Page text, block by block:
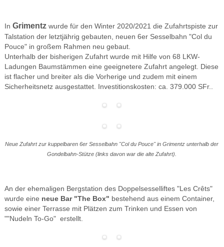
In Grimentz wurde für den Winter 2020/2021 die Zufahrtspiste zur
Talstation der letztjährig gebauten, neuen 6er Sesselbahn "Col du
Pouce" in großem Rahmen neu gebaut.
Unterhalb der bisherigen Zufahrt wurde mit Hilfe von 68 LKW-
Ladungen Baumstämmen eine geeignetere Zufahrt angelegt. Diese
ist flacher und breiter als die Vorherige und zudem mit einem
Sicherheitsnetz ausgestattet. Investitionskosten: ca. 379.000 SFr..
Neue Zufahrt zur kuppelbaren 6er Sesselbahn "Col du Pouce" in Grimentz unterhalb der
Gondelbahn-Stütze (links davon war die alte Zufahrt).
An der ehemaligen Bergstation des Doppelsesselliftes "Les Crêts"
wurde eine neue Bar "The Box" bestehend aus einem Container,
sowie einer Terrasse mit Plätzen zum Trinken und Essen von
""Nudeln To-Go" erstellt.